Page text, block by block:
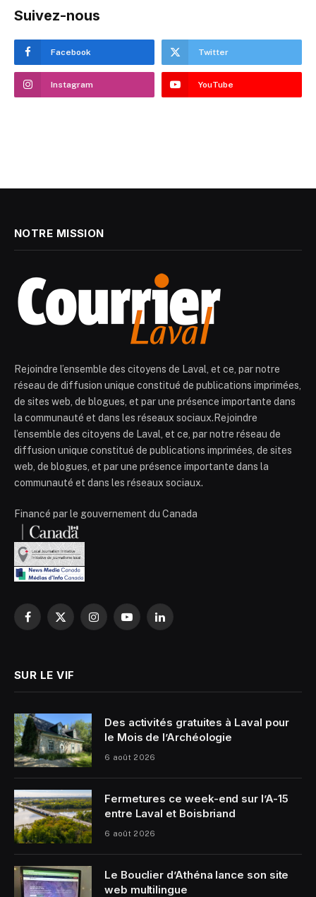
Suivez-nous
Facebook Twitter
Instagram YouTube
NOTRE MISSION
Rejoindre l’ensemble des citoyens de Laval, et ce, par notre
réseau de diffusion unique constitué de publications imprimées,
de sites web, de blogues, et par une présence importante dans
la communauté et dans les réseaux sociaux.Rejoindre
l’ensemble des citoyens de Laval, et ce, par notre réseau de
diffusion unique constitué de publications imprimées, de sites
web, de blogues, et par une présence importante dans la
communauté et dans les réseaux sociaux.
Financé par le gouvernement du Canada
Facebook
X
InstagramYouTubeLinkedIn
SUR LE VIF
Des activités gratuites à Laval pour
le Mois de l’Archéologie
6 août 2026
Fermetures ce week-end sur l’A-15
entre Laval et Boisbriand
6 août 2026
Le Bouclier d’Athéna lance son site
web multilingue